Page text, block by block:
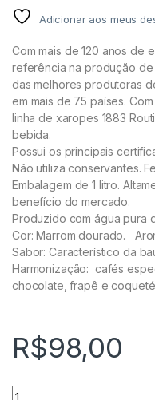
Adicionar aos meus
Com mais de 120 anos de
referência na produção
das melhores produtoras
em mais de 75 países.
linha de xaropes 1883
bebida.
Possui os principais
Não utiliza conservantes.
Embalagem de 1 litro.
benefício do mercado.
Produzido com água pura
Cor: Marrom dourado.
Sabor: Característico da
Harmonização: cafés
chocolate, frapê e
R$98,00
Xarope 1883 Routin